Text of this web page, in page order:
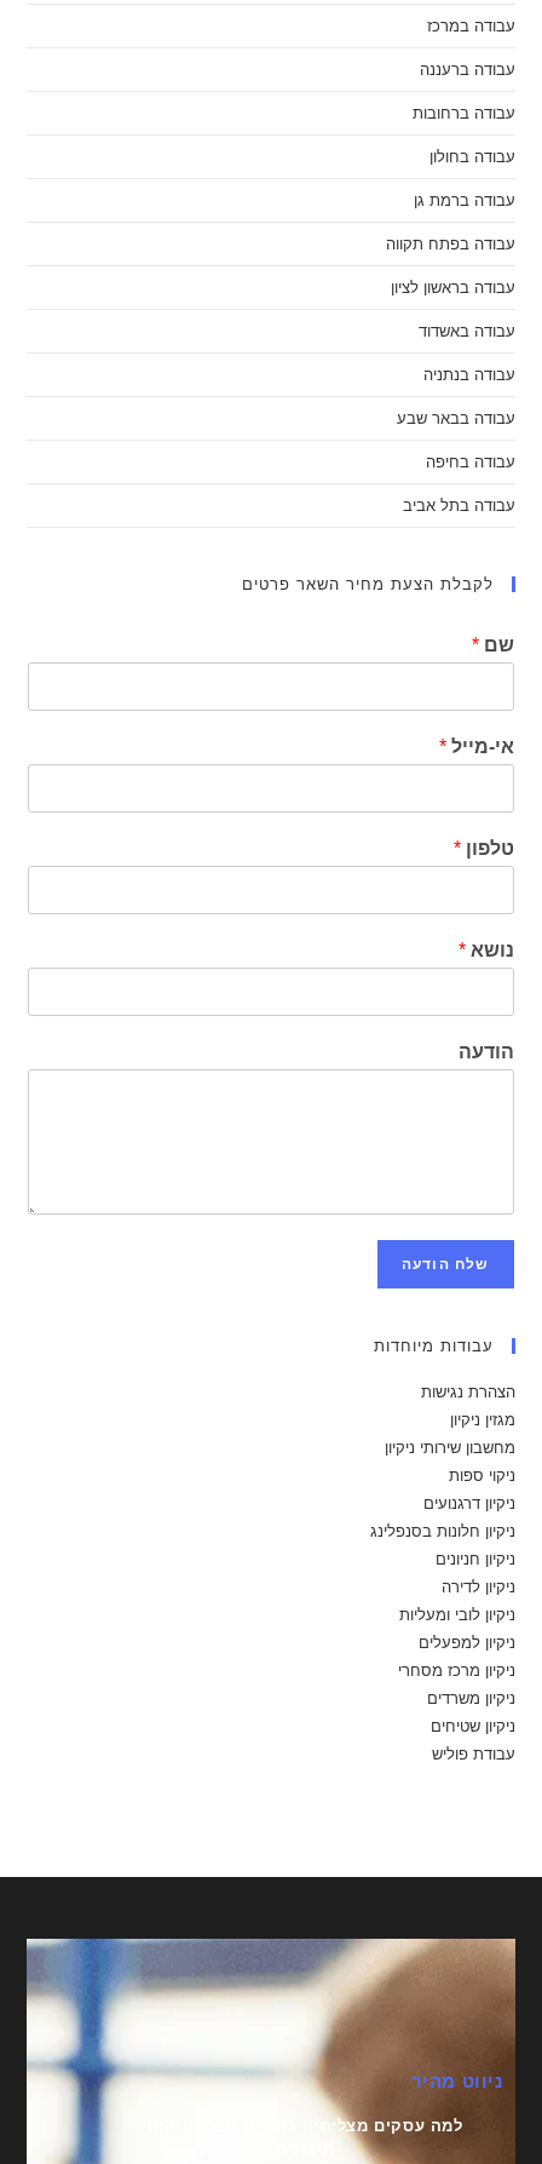
עבודה במרכז
עבודה ברעננה
עבודה ברחובות
עבודה בחולון
עבודה ברמת גן
עבודה בפתח תקווה
עבודה בראשון לציון
עבודה באשדוד
עבודה בנתניה
עבודה בבאר שבע
עבודה בחיפה
עבודה בתל אביב
לקבלת הצעת מחיר השאר פרטים
שם*
אי-מייל*
טלפון*
נושא*
הודעה
שלח הודעה
עבודות מיוחדות
הצהרת נגישות
מגזין ניקיון
מחשבון שירותי ניקיון
ניקוי ספות
ניקיון דרגנועים
ניקיון חלונות בסנפלינג
ניקיון חניונים
ניקיון לדירה
ניקיון לובי ומעליות
ניקיון למפעלים
ניקיון מרכז מסחרי
ניקיון משרדים
ניקיון שטיחים
עבודת פוליש
ניווט מהיר
למה עסקים מצליחים בוחרים חברת ניקיון